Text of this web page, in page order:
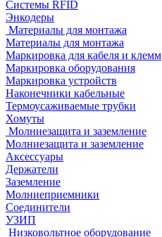
Системы RFID
Энкодеры
Материалы для монтажа
Материалы для монтажа
Маркировка для кабеля и клемм
Маркировка оборудования
Маркировка устройств
Наконечники кабельные
Термоусаживаемые трубки
Хомуты
Молниезащита и заземление
Молниезащита и заземление
Аксессуары
Держатели
Заземление
Молниеприемники
Соединители
УЗИП
Низковольтное оборудование